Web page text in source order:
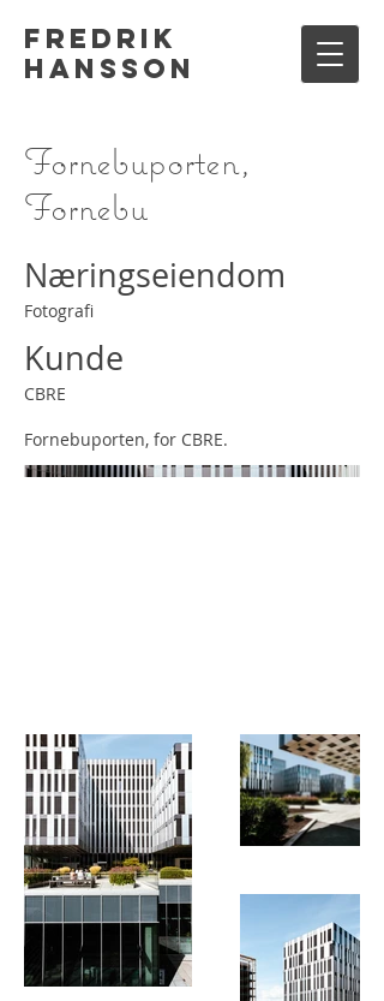
Fredrik
Hansson
Fornebuporten,
Fornebu
Næringseiendom
Fotografi
Kunde
CBRE
Fornebuporten, for CBRE.